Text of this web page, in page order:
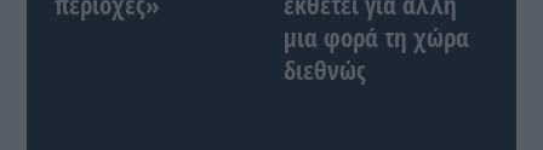
μια φορά τη χώρα
διεθνώς